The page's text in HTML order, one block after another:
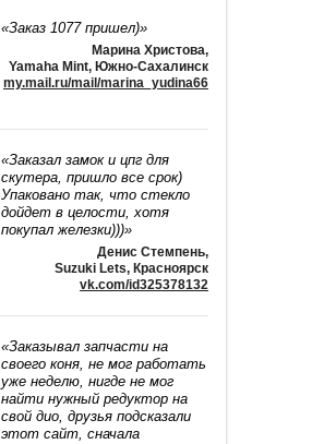
«Заказ 1077 пришел)»
Марина Христова,
Yamaha Mint, Южно-Сахалинск
my.mail.ru/mail/marina_yudina66
«Заказал замок и цпг для
скутера, пришло все срок)
Упаковано так, что стекло
дойдет в целости, хотя
покупал железки)))»
Денис Стемпень,
Suzuki Lets, Красноярск
vk.com/id325378132
«Заказывал запчасти на
своего коня, не мог работать
уже неделю, нигде не мог
найти нужный редуктор на
свой дио, друзья подсказали
этот сайт, сначала